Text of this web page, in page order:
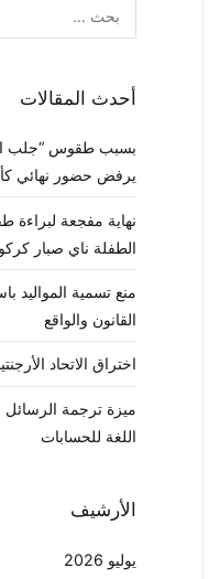
عن:
أحدث المقالات
بسبب طقوس “جلب
يرفض حضور نهائي كأس
نهاية مفجعة لبراءة
الطفلة ناي صبار
منع تسمية المواليد
القانون والواقع
اختراق الاتحاد
ميزة ترجمة
اللغة للحسابات
الأرشيف
يوليو 2026